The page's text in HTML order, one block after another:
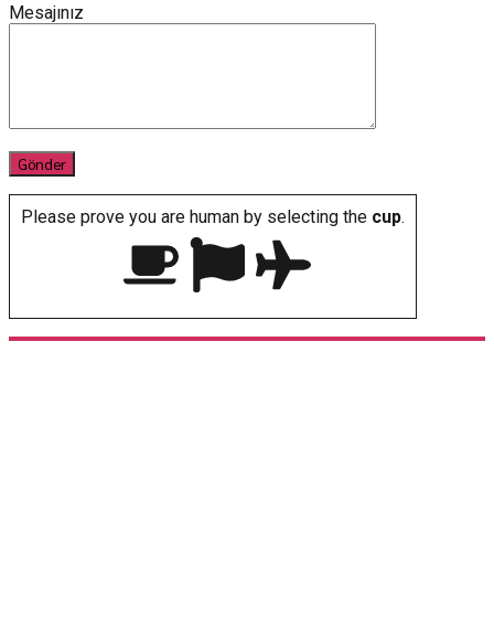
Mesajınız
Please prove you are human by selecting the cup.